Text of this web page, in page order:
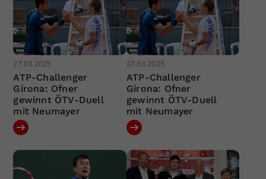
27.03.2025
ATP-Challenger
Girona: Ofner
gewinnt ÖTV-Duell
mit Neumayer
27.03.2025
ATP-Challenger
Girona: Ofner
gewinnt ÖTV-Duell
mit Neumayer